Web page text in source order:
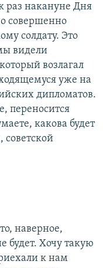
раз накануне Дня
совершенно
солдату. Это
видели
возлагал
уже на
дипломатов.
переносится
какова будет
советской
наверное,
будет. Хочу такую
к нам